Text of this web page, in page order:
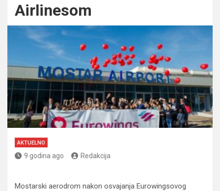
Airlinesom
AKTUELNO
9 godina ago Redakcija
Mostarski aerodrom nakon osvajanja Eurowingsovog